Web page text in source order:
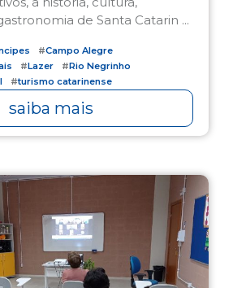
de Santa Catarin ...
#Campo Alegre
#Lazer #Rio Negrinho
#turismo catarinense
saiba mais